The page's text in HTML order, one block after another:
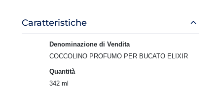
Informazioni
prodotto
Caratteristiche
Denominazione di Vendita
COCCOLINO PROFUMO PER BUCATO ELIXIR
Quantità
342 ml